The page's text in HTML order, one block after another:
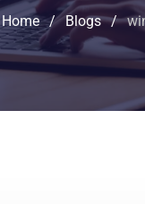
Home / Blogs /